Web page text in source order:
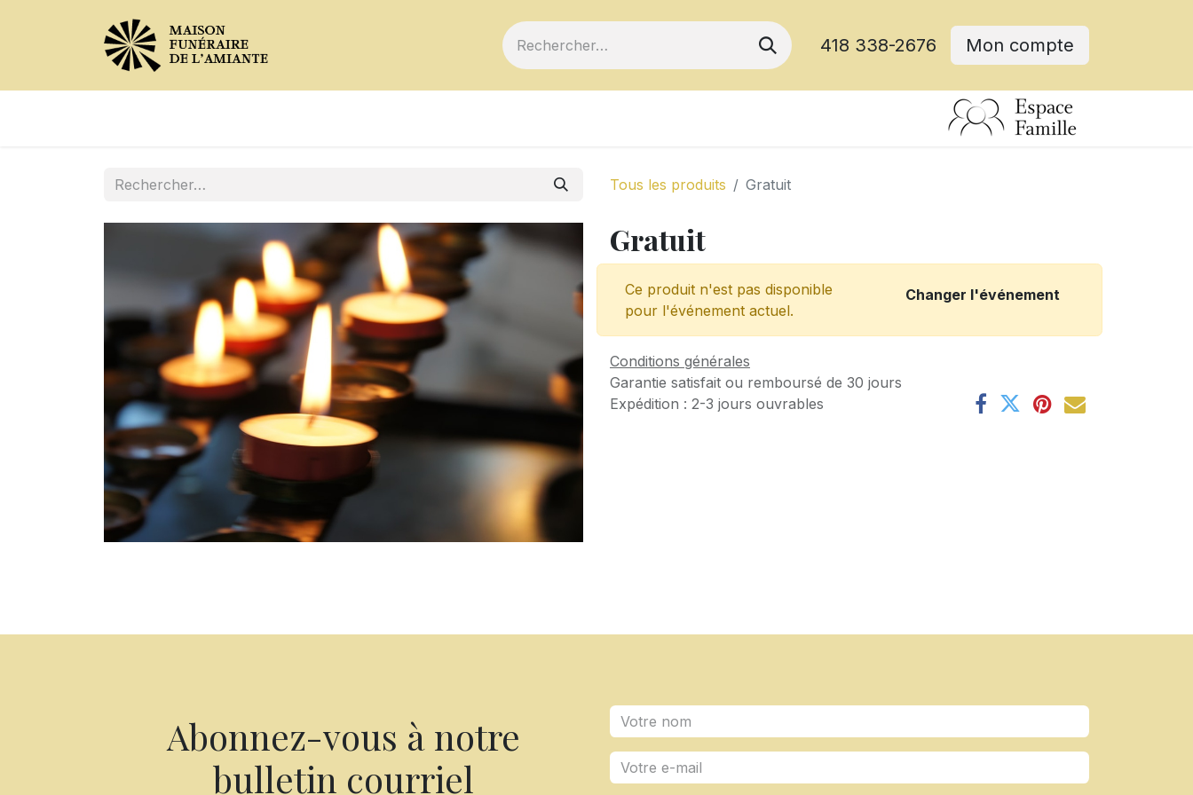
418 338-2676 Mon compte
Tous les produits Gratuit
Gratuit
Ce produit n'est pas disponible
pour l'événement actuel.
Changer l'événement
Conditions générales
Garantie satisfait ou remboursé de 30 jours
Expédition : 2-3 jours ouvrables
Abonnez-vous à notre
bulletin courriel